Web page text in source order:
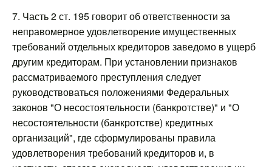
7. Часть 2 ст. 195 говорит об ответственности за
неправомерное удовлетворение имущественных
требований отдельных кредиторов заведомо в ущерб
другим кредиторам. При установлении признаков
рассматриваемого преступления следует
руководствоваться положениями Федеральных
законов "О несостоятельности (банкротстве)" и "О
несостоятельности (банкротстве) кредитных
организаций", где сформулированы правила
удовлетворения требований кредиторов и, в